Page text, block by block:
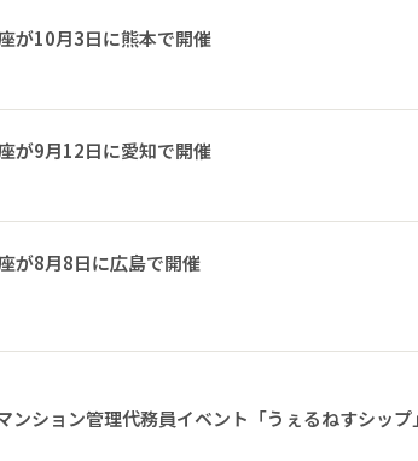
が10月3日に熊本で開催
が9月12日に愛知で開催
が8月8日に広島で開催
ション管理代務員イベント「うぇるねすシップ